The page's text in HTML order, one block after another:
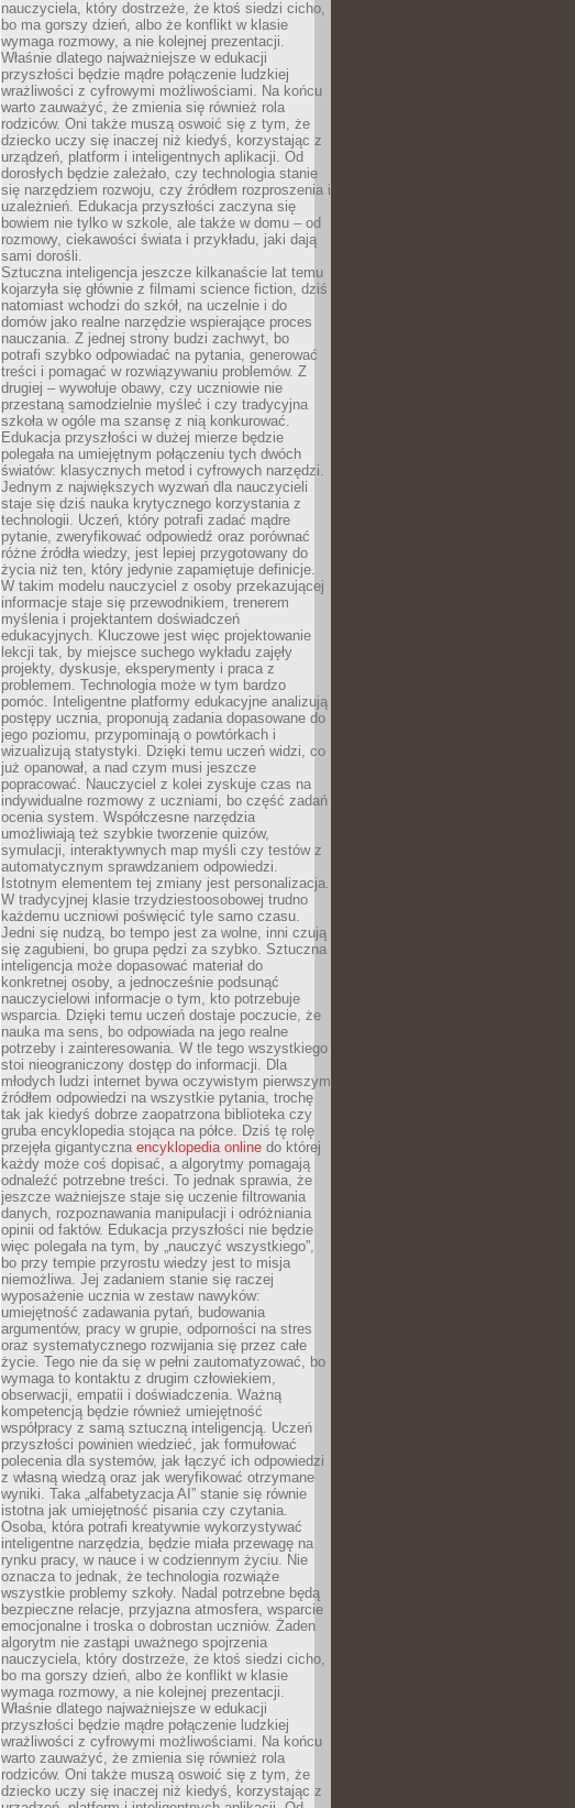
nauczyciela, który dostrzeże, że ktoś siedzi cicho,
bo ma gorszy dzień, albo że konflikt w klasie
wymaga rozmowy, a nie kolejnej prezentacji.
Właśnie dlatego najważniejsze w edukacji
przyszłości będzie mądre połączenie ludzkiej
wrażliwości z cyfrowymi możliwościami. Na końcu
warto zauważyć, że zmienia się również rola
rodziców. Oni także muszą oswoić się z tym, że
dziecko uczy się inaczej niż kiedyś, korzystając z
urządzeń, platform i inteligentnych aplikacji. Od
dorosłych będzie zależało, czy technologia stanie
się narzędziem rozwoju, czy źródłem rozproszenia i
uzależnień. Edukacja przyszłości zaczyna się
bowiem nie tylko w szkole, ale także w domu – od
rozmowy, ciekawości świata i przykładu, jaki dają
sami dorośli.
Sztuczna inteligencja jeszcze kilkanaście lat temu
kojarzyła się głównie z filmami science fiction, dziś
natomiast wchodzi do szkół, na uczelnie i do
domów jako realne narzędzie wspierające proces
nauczania. Z jednej strony budzi zachwyt, bo
potrafi szybko odpowiadać na pytania, generować
treści i pomagać w rozwiązywaniu problemów. Z
drugiej – wywołuje obawy, czy uczniowie nie
przestaną samodzielnie myśleć i czy tradycyjna
szkoła w ogóle ma szansę z nią konkurować.
Edukacja przyszłości w dużej mierze będzie
polegała na umiejętnym połączeniu tych dwóch
światów: klasycznych metod i cyfrowych narzędzi.
Jednym z największych wyzwań dla nauczycieli
staje się dziś nauka krytycznego korzystania z
technologii. Uczeń, który potrafi zadać mądre
pytanie, zweryfikować odpowiedź oraz porównać
różne źródła wiedzy, jest lepiej przygotowany do
życia niż ten, który jedynie zapamiętuje definicje.
W takim modelu nauczyciel z osoby przekazującej
informacje staje się przewodnikiem, trenerem
myślenia i projektantem doświadczeń
edukacyjnych. Kluczowe jest więc projektowanie
lekcji tak, by miejsce suchego wykładu zajęły
projekty, dyskusje, eksperymenty i praca z
problemem. Technologia może w tym bardzo
pomóc. Inteligentne platformy edukacyjne analizują
postępy ucznia, proponują zadania dopasowane do
jego poziomu, przypominają o powtórkach i
wizualizują statystyki. Dzięki temu uczeń widzi, co
już opanował, a nad czym musi jeszcze
popracować. Nauczyciel z kolei zyskuje czas na
indywidualne rozmowy z uczniami, bo część zadań
ocenia system. Współczesne narzędzia
umożliwiają też szybkie tworzenie quizów,
symulacji, interaktywnych map myśli czy testów z
automatycznym sprawdzaniem odpowiedzi.
Istotnym elementem tej zmiany jest personalizacja.
W tradycyjnej klasie trzydziestoosobowej trudno
każdemu uczniowi poświęcić tyle samo czasu.
Jedni się nudzą, bo tempo jest za wolne, inni czują
się zagubieni, bo grupa pędzi za szybko. Sztuczna
inteligencja może dopasować materiał do
konkretnej osoby, a jednocześnie podsunąć
nauczycielowi informacje o tym, kto potrzebuje
wsparcia. Dzięki temu uczeń dostaje poczucie, że
nauka ma sens, bo odpowiada na jego realne
potrzeby i zainteresowania. W tle tego wszystkiego
stoi nieograniczony dostęp do informacji. Dla
młodych ludzi internet bywa oczywistym pierwszym
źródłem odpowiedzi na wszystkie pytania, trochę
tak jak kiedyś dobrze zaopatrzona biblioteka czy
gruba encyklopedia stojąca na półce. Dziś tę rolę
przejęła gigantyczna encyklopedia online do której
każdy może coś dopisać, a algorytmy pomagają
odnaleźć potrzebne treści. To jednak sprawia, że
jeszcze ważniejsze staje się uczenie filtrowania
danych, rozpoznawania manipulacji i odróżniania
opinii od faktów. Edukacja przyszłości nie będzie
więc polegała na tym, by „nauczyć wszystkiego”,
bo przy tempie przyrostu wiedzy jest to misja
niemożliwa. Jej zadaniem stanie się raczej
wyposażenie ucznia w zestaw nawyków:
umiejętność zadawania pytań, budowania
argumentów, pracy w grupie, odporności na stres
oraz systematycznego rozwijania się przez całe
życie. Tego nie da się w pełni zautomatyzować, bo
wymaga to kontaktu z drugim człowiekiem,
obserwacji, empatii i doświadczenia. Ważną
kompetencją będzie również umiejętność
współpracy z samą sztuczną inteligencją. Uczeń
przyszłości powinien wiedzieć, jak formułować
polecenia dla systemów, jak łączyć ich odpowiedzi
z własną wiedzą oraz jak weryfikować otrzymane
wyniki. Taka „alfabetyzacja AI” stanie się równie
istotna jak umiejętność pisania czy czytania.
Osoba, która potrafi kreatywnie wykorzystywać
inteligentne narzędzia, będzie miała przewagę na
rynku pracy, w nauce i w codziennym życiu. Nie
oznacza to jednak, że technologia rozwiąże
wszystkie problemy szkoły. Nadal potrzebne będą
bezpieczne relacje, przyjazna atmosfera, wsparcie
emocjonalne i troska o dobrostan uczniów. Żaden
algorytm nie zastąpi uważnego spojrzenia
nauczyciela, który dostrzeże, że ktoś siedzi cicho,
bo ma gorszy dzień, albo że konflikt w klasie
wymaga rozmowy, a nie kolejnej prezentacji.
Właśnie dlatego najważniejsze w edukacji
przyszłości będzie mądre połączenie ludzkiej
wrażliwości z cyfrowymi możliwościami. Na końcu
warto zauważyć, że zmienia się również rola
rodziców. Oni także muszą oswoić się z tym, że
dziecko uczy się inaczej niż kiedyś, korzystając z